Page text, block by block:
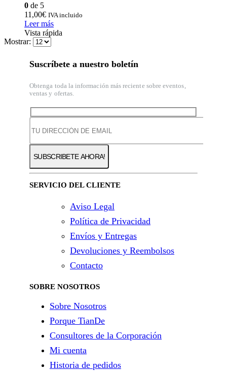
0 de 5
11,00€ IVA incluido
Leer más
Vista rápida
Mostrar:
Suscríbete a nuestro boletín
Obtenga toda la información más reciente sobre eventos,
ventas y ofertas.
SERVICIO DEL CLIENTE
Aviso Legal
Política de Privacidad
Envíos y Entregas
Devoluciones y Reembolsos
Contacto
SOBRE NOSOTROS
Sobre Nosotros
Porque TianDe
Consultores de la Corporación
Mi cuenta
Historia de pedidos